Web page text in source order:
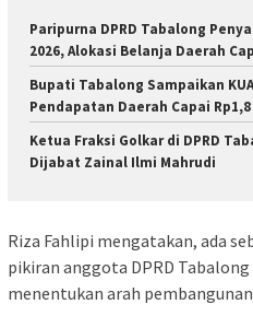
Paripurna DPRD Tabalong
2026, Alokasi Belanja Daerah
Bupati Tabalong Sampaikan KUA
Pendapatan Daerah Capai
Ketua Fraksi Golkar di DPRD
Dijabat Zainal Ilmi Mahrudi
Riza Fahlipi mengatakan, ada
pikiran anggota DPRD
menentukan arah